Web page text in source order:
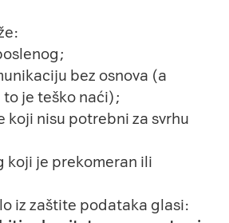
bez osnova (a
je teško naći);
nisu potrebni za svrhu
koji je prekomeran ili
iz zaštite podataka glasi: